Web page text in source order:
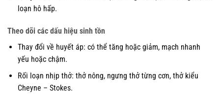
loạn hô hấp.
Theo dõi các dấu hiệu sinh tồn
Thay đổi về huyết áp: có thể tăng hoặc giảm, mạch nhanh
yếu hoặc chậm.
Rối loạn nhịp thở: thở nông, ngưng thở từng cơn, thở kiểu
Cheyne – Stokes.